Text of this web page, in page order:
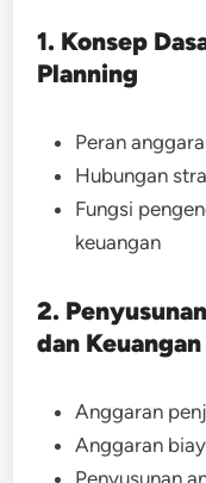
1. Konsep
Planning
Peran
Hubungan
Fungsi
keuangan
2.
dan Keuangan
Anggaran
Anggaran